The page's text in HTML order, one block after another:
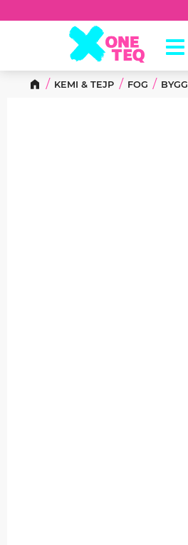
KEMI & TEJP FOG